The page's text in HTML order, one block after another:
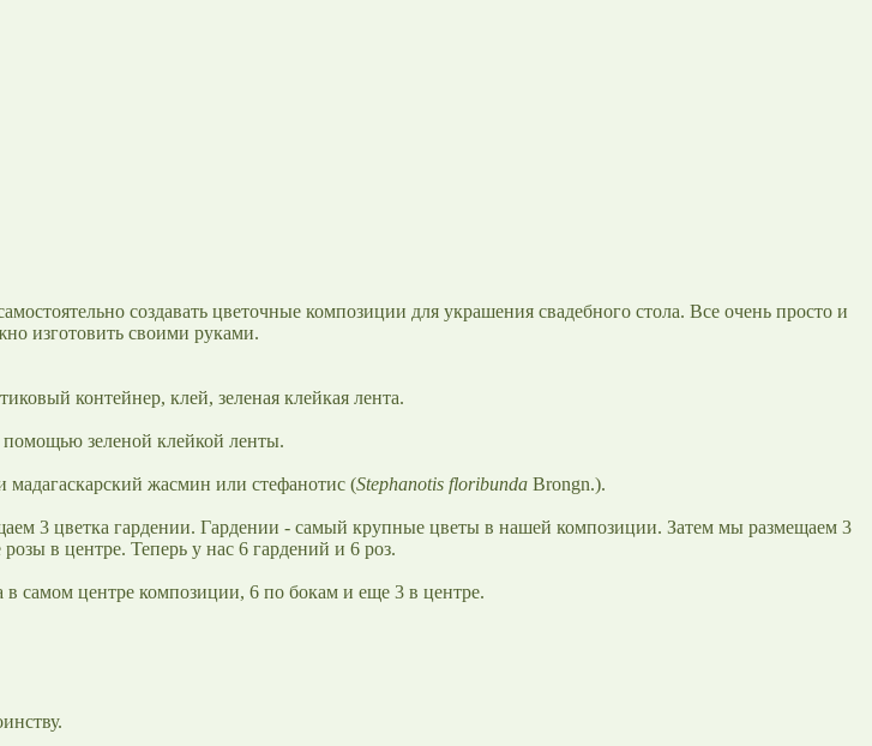
создавать цветочные композиции для украшения свадебного стола. Все очень просто и
изготовить своими руками.
контейнер, клей, зеленая клейкая лента.
помощью зеленой клейкой ленты.
мадагаскарский жасмин или стефанотис (Stephanotis floribunda Brongn.).
3 цветка гардении. Гардении - самый крупные цветы в нашей композиции. Затем мы размещаем 3
в центре. Теперь у нас 6 гардений и 6 роз.
в самом центре композиции, 6 по бокам и еще 3 в центре.